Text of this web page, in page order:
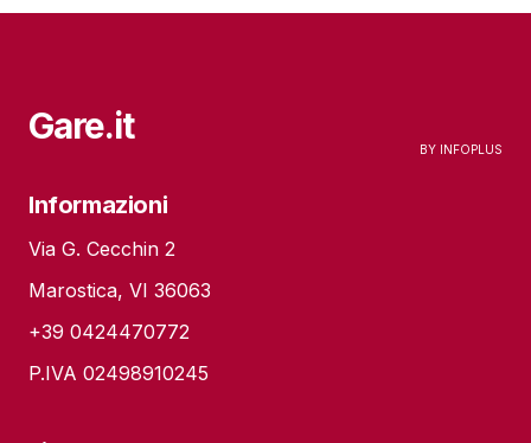
Gare.it
Informazioni
Via G. Cecchin 2
Marostica, VI 36063
+39 0424470772
P.IVA 02498910245